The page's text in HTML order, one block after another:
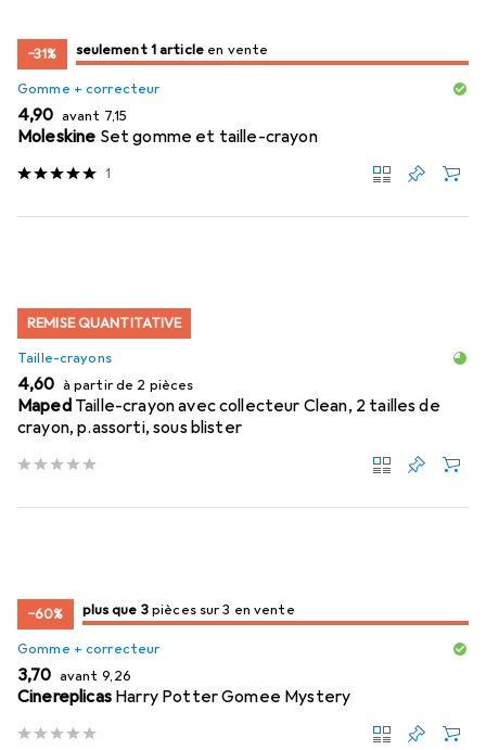
−31% juste 1 pièceen vente
seulement 1 article en vente
Gomme + correcteur
EUR
4,90 avant EUR
7,15
Moleskine Set gomme et taille-crayon
1
REMISE QUANTITATIVE
Taille-crayons
EUR
4,60 à partir de 2 pièces
Maped Taille-crayon avec collecteur Clean, 2 tailles de
crayon, p.assorti, sous blister
−60% 3/ 3
3/ 3 en vente
plus que 3pièces sur 3 en vente
Gomme + correcteur
EUR
3,70 avant EUR
9,26
Cinereplicas Harry Potter Gomee Mystery